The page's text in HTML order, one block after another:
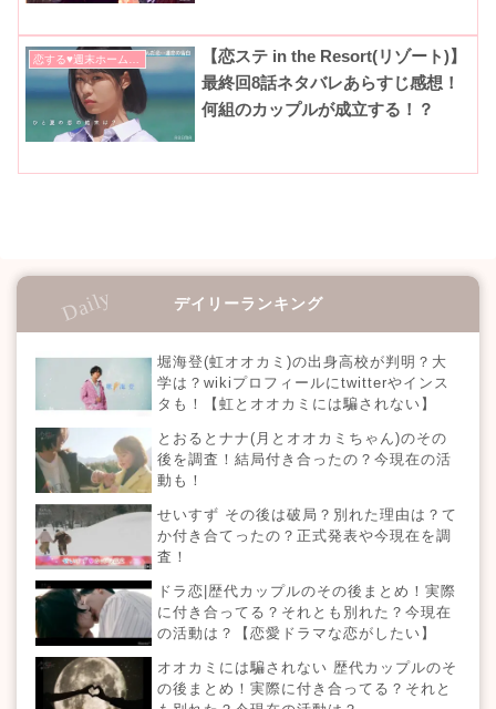
【恋ステ in the Resort(リゾート)】
最終回8話ネタバレあらすじ感想！
何組のカップルが成立する！？
デイリーランキング
堀海登(虹オオカミ)の出身高校が判明？大
学は？wikiプロフィールにtwitterやインス
タも！【虹とオオカミには騙されない】
とおるとナナ(月とオオカミちゃん)のその
後を調査！結局付き合ったの？今現在の活
動も！
せいすず その後は破局？別れた理由は？て
か付き合てったの？正式発表や今現在を調
査！
ドラ恋|歴代カップルのその後まとめ！実際
に付き合ってる？それとも別れた？今現在
の活動は？【恋愛ドラマな恋がしたい】
オオカミには騙されない 歴代カップルのそ
の後まとめ！実際に付き合ってる？それと